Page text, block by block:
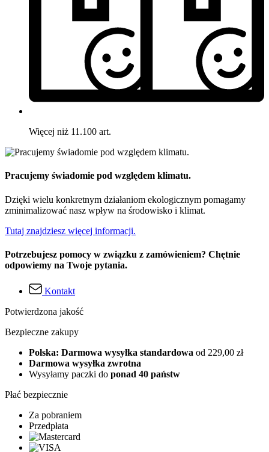
Więcej niż 11.100 art.
Pracujemy świadomie pod względem klimatu.
Dzięki wielu konkretnym działaniom ekologicznym pomagamy
zminimalizować nasz wpływ na środowisko i klimat.
Tutaj znajdziesz więcej informacji.
Potrzebujesz pomocy w związku z zamówieniem? Chętnie
odpowiemy na Twoje pytania.
Kontakt
Potwierdzona jakość
Bezpieczne zakupy
Polska: Darmowa wysyłka standardowa od 229,00 zł
Darmowa wysyłka zwrotna
Wysyłamy paczki do ponad 40 państw
Płać bezpiecznie
Za pobraniem
Przedpłata